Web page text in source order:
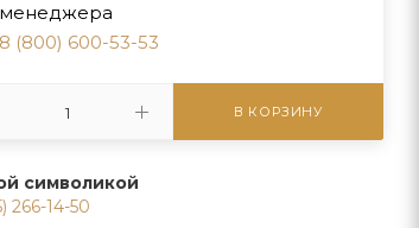
менеджера
8 (800) 600-53-53
В КОРЗИНУ
символикой
266-14-50